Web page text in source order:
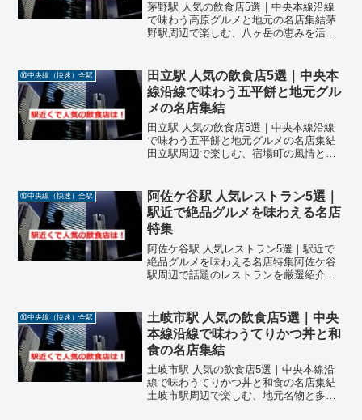
茅野駅 人気の飲食店5選｜中央本線沿線
で味わう高原グルメと地元の名店集結茅
野駅周辺で楽しむ、八ヶ岳の恵みを活か
光の拠点としても人気のあるエリアで
す。駅周辺には、地元食材...
⑩中央線（快速）全駅
田立駅 人気の飲食店5選｜中央本
線沿線で味わう五平餅と地元グル
メの名店集結
田立駅 人気の飲食店5選｜中央本線沿線
で味わう五平餅と地元グルメの名店集結
田立駅周辺で楽しむ、宿場町の風情と郷
の滝や妻籠宿などの観光地へのアクセス
拠点として人気のあるエ...
⑩中央線（快速）全駅
阿佐ケ谷駅 人気レストラン5選｜
駅近で絶品グルメを味わえる名店
特集
阿佐ケ谷駅 人気レストラン5選｜駅近で
絶品グルメを味わえる名店特集阿佐ケ谷
駅周辺で話題のレストランを厳選紹介！
グルメスポットも充実しています。今回
は、阿佐ケ谷駅から徒歩...
⑩中央線（快速）全駅
土岐市駅 人気の飲食店5選｜中央
本線沿線で味わうてりかつ丼と和
食の名店集結
土岐市駅 人気の飲食店5選｜中央本線沿
線で味わうてりかつ丼と和食の名店集結
土岐市駅周辺で楽しむ、地元名物と多彩